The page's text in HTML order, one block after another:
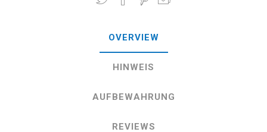
OVERVIEW
HINWEIS
AUFBEWAHRUNG
REVIEWS